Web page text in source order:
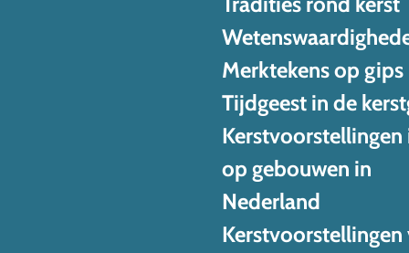
Merktekens op gips
Tijdgeest in de
Kerstvoorstellingen
op gebouwen in
Nederland
Kerstvoorstellingen